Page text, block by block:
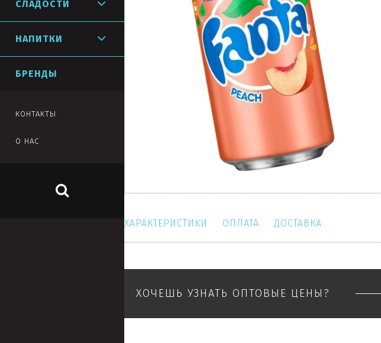
ХАРАКТЕРИСТИКИ ОПЛАТА ДОСТАВКА
ХОЧЕШЬ УЗНАТЬ ОПТОВЫЕ ЦЕНЫ?
СЛАДОСТИ
НАПИТКИ
БРЕНДЫ
КОНТАКТЫ
О НАС